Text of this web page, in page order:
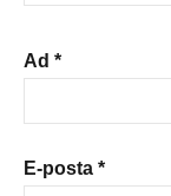
Ad *
E-posta *